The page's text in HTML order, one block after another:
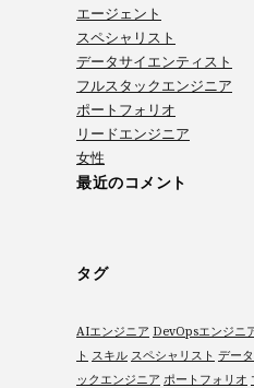
エージェント
スペシャリスト
データサイエンティスト
フルスタックエンジニア
ポートフォリオ
リードエンジニア
女性
最近のコメント
タグ
AIエンジニア DevOpsエンジニ
ト スキル スペシャリスト デー
ックエンジニア ポートフォリオ